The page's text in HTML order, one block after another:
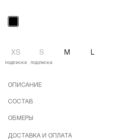
XS
подписка
S
подписка
M L
ОПИСАНИЕ
СОСТАВ
ОБМЕРЫ
ДОСТАВКА И ОПЛАТА